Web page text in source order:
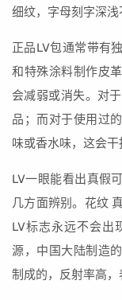
细纹，字母刻字深浅
正品LV包通常带有
和特殊涂料制作皮
会减弱或消失。对
品；而对于使用过
味或香水味，这会干
LV一眼能看出真假
几方面辨别。花纹
LV标志永远不会出
源，中国大陆制造
制成的，反射率高，